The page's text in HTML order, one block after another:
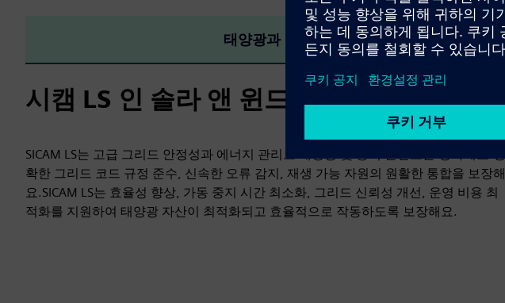
태양광과 풍력
시캠 LS 인 솔라 앤 윈드
SICAM LS는 고급 그리드 안정성과 에너지 관리로 태양광 및 풍력 발전소를 강화해요.정
확한 그리드 코드 규정 준수, 신속한 오류 감지, 재생 가능 자원의 원활한 통합을 보장해
요.SICAM LS는 효율성 향상, 가동 중지 시간 최소화, 그리드 신뢰성 개선, 운영 비용 최
적화를 지원하여 태양광 자산이 최적화되고 효율적으로 작동하도록 보장해요.